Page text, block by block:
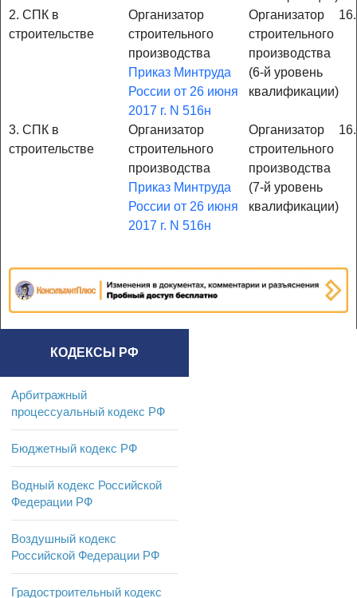
2. СПК в
строительстве
Организатор
строительного
производства
Приказ Минтруда
России от 26 июня
2017 г. N 516н
Организатор
строительного
производства
(6-й уровень
квалификации)
3. СПК в
строительстве
Организатор
строительного
производства
Приказ Минтруда
России от 26 июня
2017 г. N 516н
Организатор
строительного
производства
(7-й уровень
квалификации)
КОДЕКСЫ РФ
Арбитражный
процессуальный кодекс РФ
Бюджетный кодекс РФ
Водный кодекс Российской
Федерации РФ
Воздушный кодекс
Российской Федерации РФ
Градостроительный кодекс